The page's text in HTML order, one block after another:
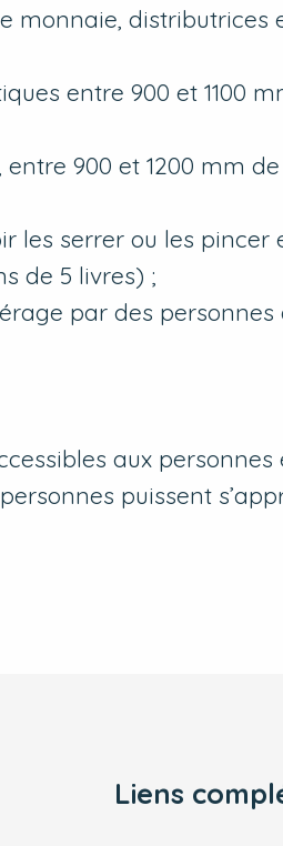
monnaie, distributrices
entre 900 et 1100
900 et 1200 mm
serrer ou les pincer
de 5 livres) ;
par des
aux personnes
puissent
Liens